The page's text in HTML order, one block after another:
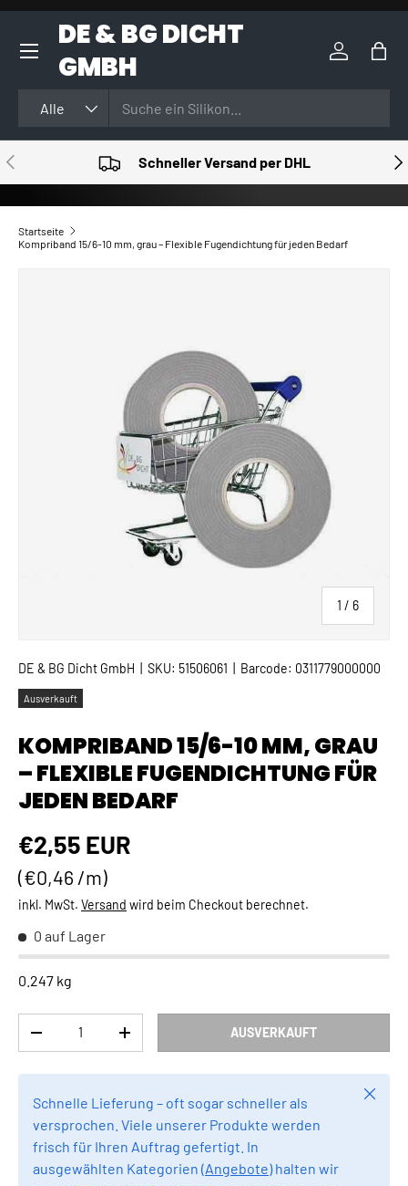
DIREKT ZUM INHALT
DE & BG DICHT
GMBH
Alle
Einloggen
VORHERIGE Schneller Versand per DHL
Startseite
Kompriband 15/6-10 mm, grau – Flexible Fugendichtung für jeden Bedarf
1 / von
6
DE & BG Dicht GmbH SKU: 51506061 Barcode: 0311779000000
Ausverkauft
KOMPRIBAND 15/6-10 MM, GRAU
– FLEXIBLE FUGENDICHTUNG FÜR
JEDEN BEDARF
Normaler Preis
€2,55 EUR
Grundpreis
€0,46 /m
inkl. MwSt. Versand wird beim Checkout berechnet.
0 auf Lager
0.247 kg
MENGE VERRINGERNMENGE ERHÖHEN AUSVERKAUFT
Schnelle Lieferung – oft sogar schneller als
versprochen. Viele unserer Produkte werden
frisch für Ihren Auftrag gefertigt. In
ausgewählten Kategorien (Angebote) halten wir